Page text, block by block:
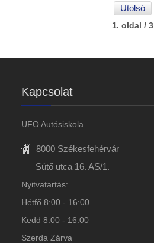
Utolsó
1. oldal / 3
Kapcsolat
UFO Autósiskola
8000 Székesfehérvár
Sütő utca 16. AS/1.
Nyitvatartás:
Hétfő 8:00 - 16:00
Kedd 8:00 - 16:00
Szerda Zárva